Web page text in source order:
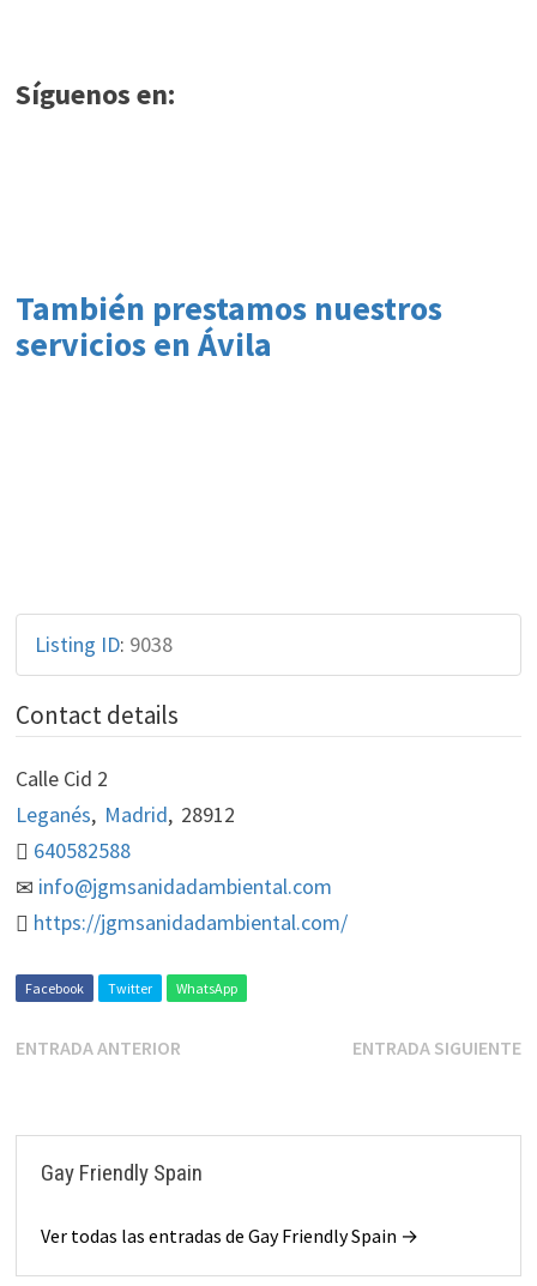
Síguenos en:
También prestamos nuestros
servicios en Ávila
Listing ID: 9038
Contact details
Calle Cid 2
Leganés, Madrid, 28912
640582588
info@jgmsanidadambiental.com
https://jgmsanidadambiental.com/
Facebook Twitter WhatsApp
ENTRADA ANTERIOR ENTRADA SIGUIENTE
Gay Friendly Spain
Ver todas las entradas de Gay Friendly Spain →